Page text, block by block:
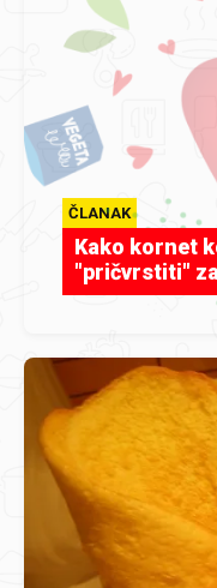
ČLANAK
Kako kornet
"pričvrstiti"